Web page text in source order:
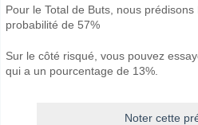
Pour le Total de Buts, nous
probabilité de 57%
Sur le côté risqué, vous pouvez
qui a un pourcentage de 13%.
Noter cette